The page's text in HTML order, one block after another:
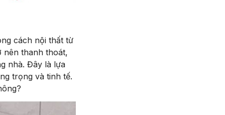
cách nội thất từ
nên thanh thoát,
nhà. Đây là lựa
trọng và tinh tế.